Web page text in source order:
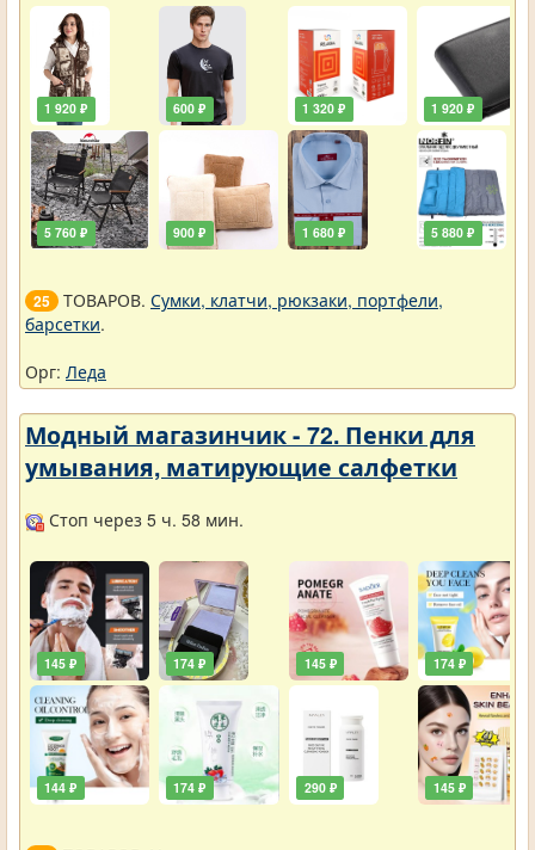
1 920 ₽
5 760 ₽
600 ₽
900 ₽
1 320 ₽
1 680 ₽
1 920 ₽
5 880 ₽
25 ТОВАРОВ. Сумки, клатчи, рюкзаки, портфели,
барсетки.
Орг: Леда
Модный магазинчик - 72. Пенки для
умывания, матирующие салфетки
Стоп через 5 ч. 58 мин.
145 ₽
144 ₽
174 ₽
174 ₽
145 ₽
290 ₽
174 ₽
145 ₽